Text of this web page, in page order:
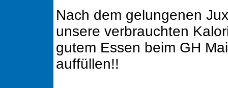
Nach dem gelungenen
unsere verbrauchten
gutem Essen beim GH
auffüllen!!